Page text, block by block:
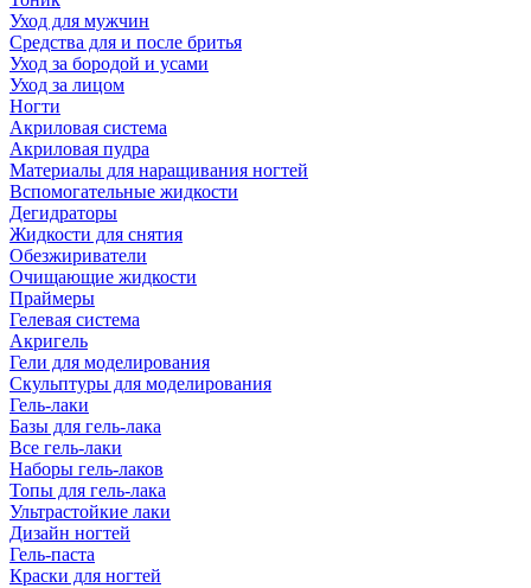
Уход для мужчин
Средства для и после бритья
Уход за бородой и усами
Уход за лицом
Ногти
Акриловая система
Акриловая пудра
Материалы для наращивания ногтей
Вспомогательные жидкости
Дегидраторы
Жидкости для снятия
Обезжириватели
Очищающие жидкости
Праймеры
Гелевая система
Акригель
Гели для моделирования
Скульптуры для моделирования
Гель-лаки
Базы для гель-лака
Все гель-лаки
Наборы гель-лаков
Топы для гель-лака
Ультрастойкие лаки
Дизайн ногтей
Гель-паста
Краски для ногтей